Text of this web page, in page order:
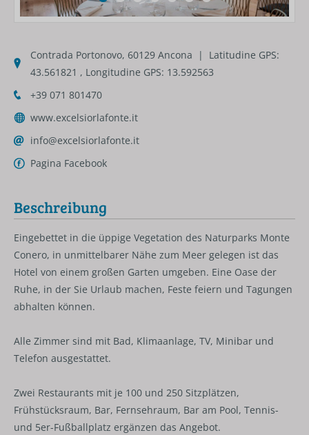
Contrada Portonovo, 60129 Ancona | Latitudine GPS:
43.561821 , Longitudine GPS: 13.592563
+39 071 801470
www.excelsiorlafonte.it
info@excelsiorlafonte.it
Pagina Facebook
Beschreibung
Eingebettet in die üppige Vegetation des Naturparks Monte
Conero, in unmittelbarer Nähe zum Meer gelegen ist das
Hotel von einem großen Garten umgeben. Eine Oase der
Ruhe, in der Sie Urlaub machen, Feste feiern und Tagungen
abhalten können.
Alle Zimmer sind mit Bad, Klimaanlage, TV, Minibar und
Telefon ausgestattet.
Zwei Restaurants mit je 100 und 250 Sitzplätzen,
Frühstücksraum, Bar, Fernsehraum, Bar am Pool, Tennis-
und 5er-Fußballplatz ergänzen das Angebot.